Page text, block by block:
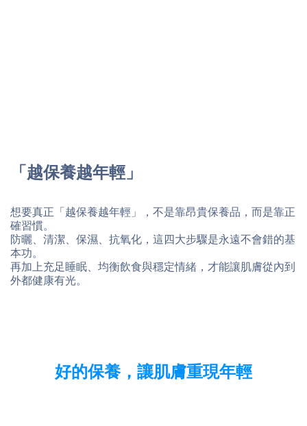
「越保養越年輕」
想要真正「越保養越年輕」，不是靠昂貴保養品，而是靠正
確習慣。
防曬、清潔、保濕、抗氧化，這四大步驟是永遠不會錯的基
本功。
再加上充足睡眠、均衡飲食與穩定情緒，才能讓肌膚從內到
外都健康有光。
好的保養，讓肌膚重現年輕